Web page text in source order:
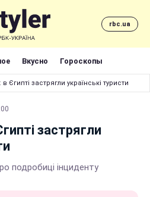
rbc.ua
Вкусно Гороскопы
в Єгипті застрягли українські туристи
застрягли
подробиці інциденту